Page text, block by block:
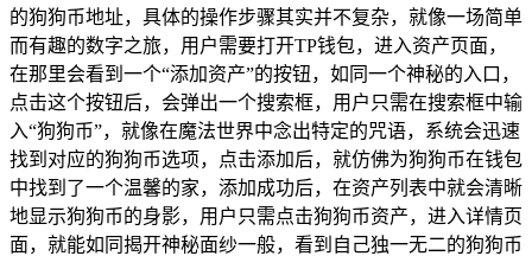
的狗狗币地址，具体的操作步骤其实并不复杂，就像一场简单
而有趣的数字之旅，用户需要打开TP钱包，进入资产页面，
在那里会看到一个“添加资产”的按钮，如同一个神秘的入口，
点击这个按钮后，会弹出一个搜索框，用户只需在搜索框中输
入“狗狗币”，就像在魔法世界中念出特定的咒语，系统会迅速
找到对应的狗狗币选项，点击添加后，就仿佛为狗狗币在钱包
中找到了一个温馨的家，添加成功后，在资产列表中就会清晰
地显示狗狗币的身影，用户只需点击狗狗币资产，进入详情页
面，就能如同揭开神秘面纱一般，看到自己独一无二的狗狗币